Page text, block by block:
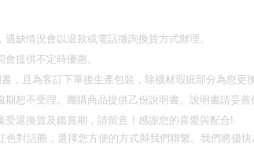
缺情況會以退款或電話徵詢換貨方式辦理。
提供不定時優惠。
，且為客訂下單後生產包裝，除襪材瑕疵部分為您更
恕不受理。團購商品提供乙份說明書。說明書請妥善
退換貨及鑑賞期，請留意！ 感謝您的喜愛與配合!
色對話圈，選擇您方便的方式與我們聯繫。我們將儘快